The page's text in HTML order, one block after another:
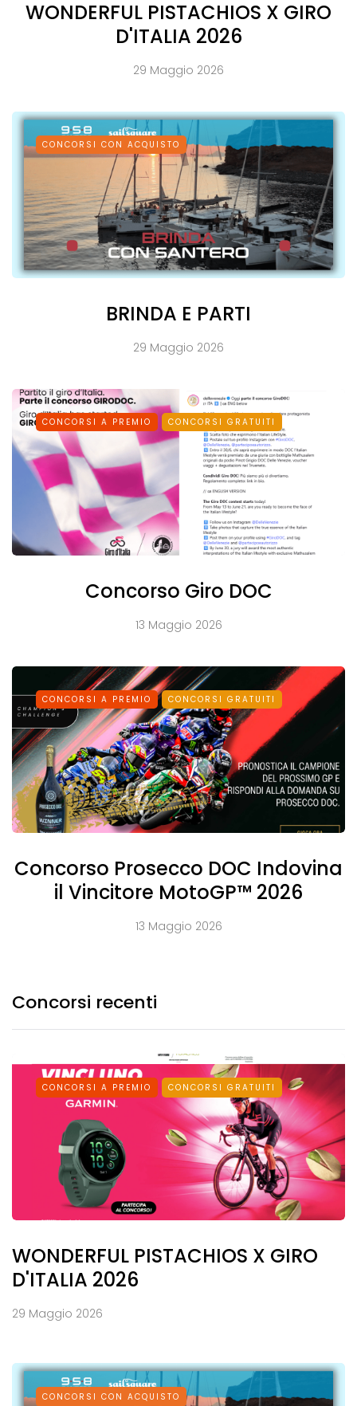
WONDERFUL PISTACHIOS X GIRO
D'ITALIA 2026
29 Maggio 2026
CONCORSI CON ACQUISTO
BRINDA E PARTI
29 Maggio 2026
CONCORSI A PREMIO CONCORSI GRATUITI
Concorso Giro DOC
13 Maggio 2026
CONCORSI A PREMIO CONCORSI GRATUITI
Concorso Prosecco DOC Indovina
il Vincitore MotoGP™ 2026
13 Maggio 2026
Concorsi recenti
CONCORSI A PREMIO CONCORSI GRATUITI
WONDERFUL PISTACHIOS X GIRO
D'ITALIA 2026
29 Maggio 2026
CONCORSI CON ACQUISTO